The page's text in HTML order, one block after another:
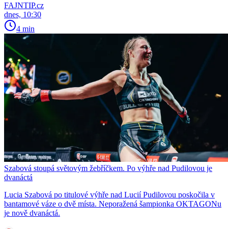
FAJNTIP.cz
dnes, 10:30
4 min
Szabová stoupá světovým žebříčkem. Po výhře nad Pudilovou je
dvanáctá
Lucia Szabová po titulové výhře nad Lucií Pudilovou poskočila v
bantamové váze o dvě místa. Neporažená šampionka OKTAGONu
je nově dvanáctá.